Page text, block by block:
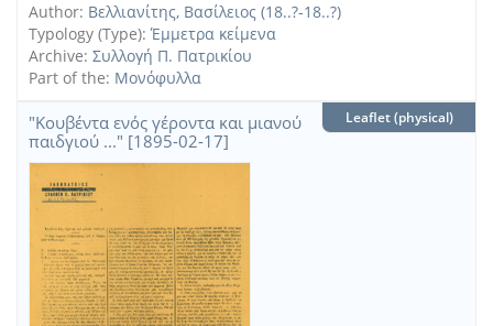
Author: Βελλιανίτης, Βασίλειος (18..?-18..?)
Typology (Type):Έμμετρα κείμενα
Archive: Συλλογή Π. Πατρικίου
Part of the: Μονόφυλλα
"Κουβέντα ενός γέροντα και μιανού
παιδγιού ..." [1895-02-17]
Leaflet (physical)